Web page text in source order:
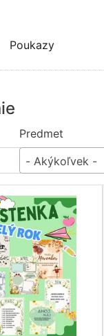
Poukazy
Predmet
- Akýkoľvek -